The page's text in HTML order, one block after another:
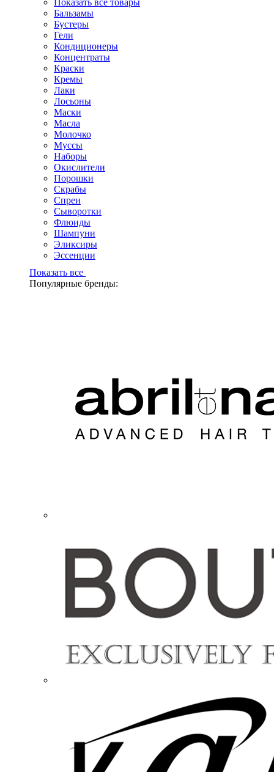
Показать все товары
Бальзамы
Бустеры
Гели
Кондиционеры
Концентраты
Краски
Кремы
Лаки
Лосьоны
Маски
Масла
Молочко
Муссы
Наборы
Окислители
Порошки
Скрабы
Спреи
Сыворотки
Флюиды
Шампуни
Эликсиры
Эссенции
Показать все
Популярные бренды: